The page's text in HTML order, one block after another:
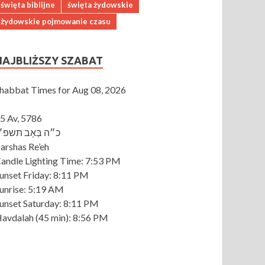
święta biblijne
święta żydowskie
żydowskie pojmowanie czasu
SZABAT
Times for Aug 08, 2026
Av, 5786
כ״ה בְּאָב
Re’eh
Lighting Time: 7:53 PM
Friday:8:11 PM
5:19 AM
Saturday:8:11 PM
(45 min): 8:56 PM